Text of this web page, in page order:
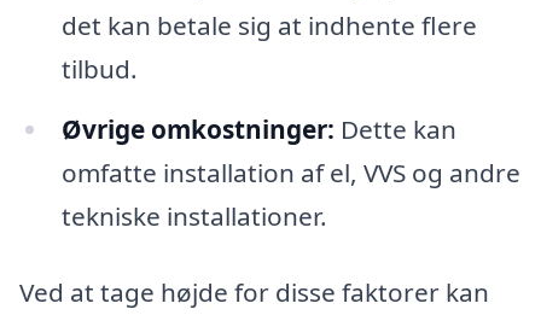
det kan betale sig at indhente flere
tilbud.
Øvrige omkostninger: Dette kan
omfatte installation af el, VVS og andre
tekniske installationer.
Ved at tage højde for disse faktorer kan